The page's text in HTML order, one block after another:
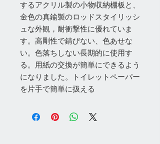
するアクリル製の小物収納棚板と、
金色の真鍮製のロッドスタイリッシ
ュな外観，耐衝撃性に優れていま
す。高剛性で錆びない、色あせな
い。色落ちしない長期的に使用す
る。用紙の交換が簡単にできるよう
になりました。トイレットペーパー
を片手で簡単に扱える